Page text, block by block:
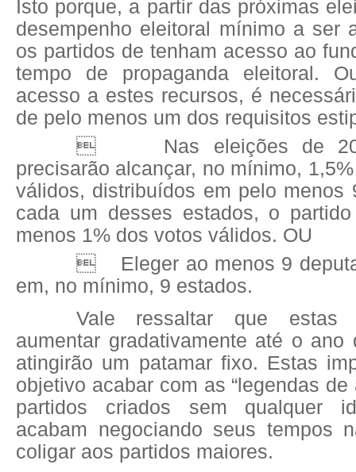
Isto porque, a partir das próximas
desempenho eleitoral mínimo a ser
os partidos de tenham acesso ao
tempo de propaganda eleitoral.
acesso a estes recursos, é
de pelo menos um dos requisitos

Nas eleições de
precisarão alcançar, no mínimo,
válidos, distribuídos em pelo menos
cada um desses estados, o
menos 1% dos votos válidos. OU

Eleger ao menos 9
em, no mínimo, 9 estados.
Vale ressaltar que estas
aumentar gradativamente até o ano
atingirão um patamar fixo. Estas
objetivo acabar com as “legendas de
partidos criados sem qualquer
acabam negociando seus tempos
coligar aos partidos maiores.